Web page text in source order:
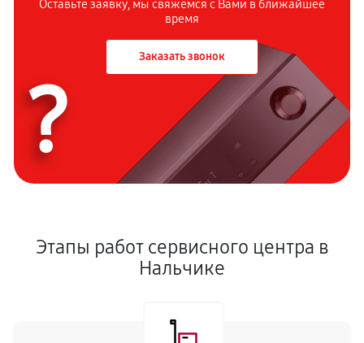
Оставьте заявку, мы свяжемся с Вами в ближайшее
время
Заказать звонок
?
Этапы работ сервисного центра в
Нальчике